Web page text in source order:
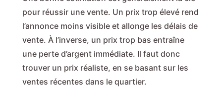
pour réussir une vente. Un prix trop élevé rend
l’annonce moins visible et allonge les délais de
vente. À l’inverse, un prix trop bas entraîne
une perte d’argent immédiate. Il faut donc
trouver un prix réaliste, en se basant sur les
ventes récentes dans le quartier.